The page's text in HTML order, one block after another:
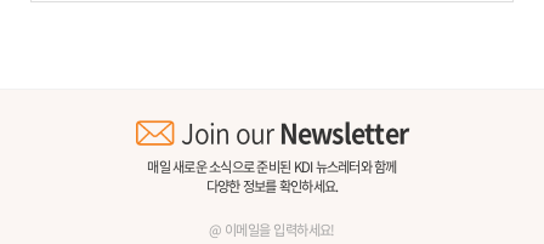
Join ourNewsletter
매일 새로운 소식으로 준비된 KDI 뉴스레터와 함께
다양한 정보를 확인하세요.